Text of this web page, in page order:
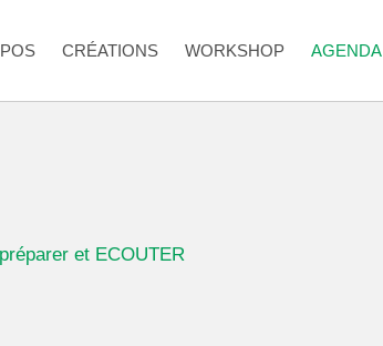
CRÉATIONS WORKSHOP AGENDA
et ECOUTER